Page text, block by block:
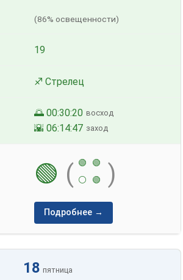
(86% освещенности)
19
♐ Стрелец
🌅 00:30:20 восход
🌇 06:14:47 заход
🟢 ( 🟢
🟢
⚪
🟢 )
Подробнее →
18 пятница